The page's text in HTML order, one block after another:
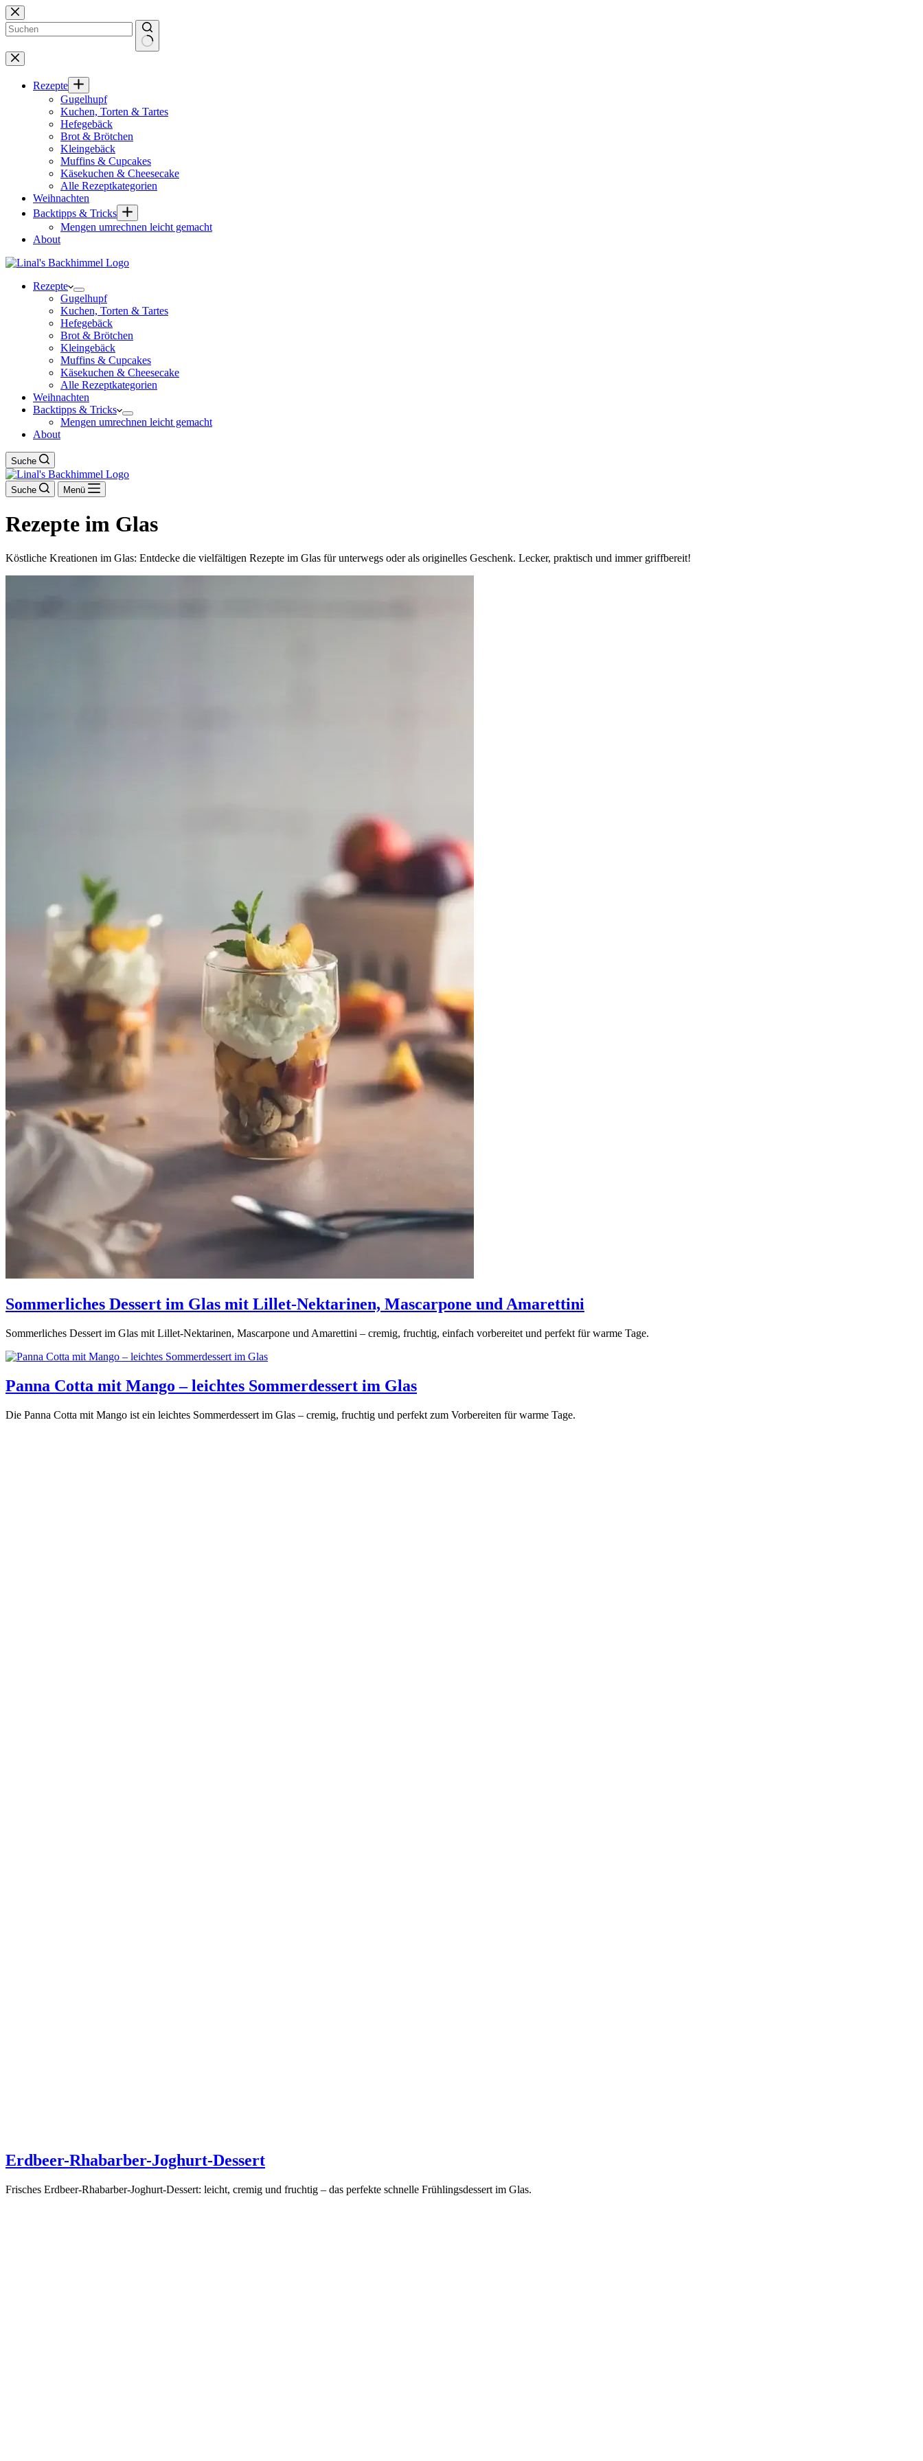
Zum
Inhalt
springen
Keine
Ergebnisse
Rezepte
Gugelhupf
Kuchen, Torten & Tartes
Hefegebäck
Brot & Brötchen
Kleingebäck
Muffins & Cupcakes
Käsekuchen & Cheesecake
Alle Rezeptkategorien
Weihnachten
Backtipps & Tricks
Mengen umrechnen leicht gemacht
About
Rezepte
Gugelhupf
Kuchen, Torten & Tartes
Hefegebäck
Brot & Brötchen
Kleingebäck
Muffins & Cupcakes
Käsekuchen & Cheesecake
Alle Rezeptkategorien
Weihnachten
Backtipps & Tricks
Mengen umrechnen leicht gemacht
About
Suche
Suche Menü
Rezepte im Glas
Köstliche Kreationen im Glas: Entdecke die vielfältigen Rezepte im Glas für unterwegs oder als originelles Geschenk. Lecker, praktisch und immer griffbereit!
Sommerliches Dessert im Glas mit Lillet-Nektarinen, Mascarpone und Amarettini
Sommerliches Dessert im Glas mit Lillet-Nektarinen, Mascarpone und Amarettini – cremig, fruchtig, einfach vorbereitet und perfekt für warme Tage.
Panna Cotta mit Mango – leichtes Sommerdessert im Glas
Die Panna Cotta mit Mango ist ein leichtes Sommerdessert im Glas – cremig, fruchtig und perfekt zum Vorbereiten für warme Tage.
Erdbeer-Rhabarber-Joghurt-Dessert
Frisches Erdbeer-Rhabarber-Joghurt-Dessert: leicht, cremig und fruchtig – das perfekte schnelle Frühlingsdessert im Glas.